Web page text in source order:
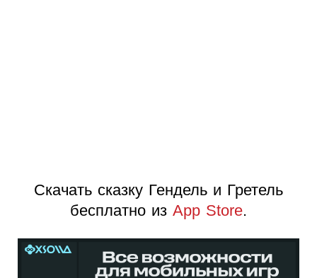
Скачать сказку Гендель и Гретель
бесплатно из App Store.